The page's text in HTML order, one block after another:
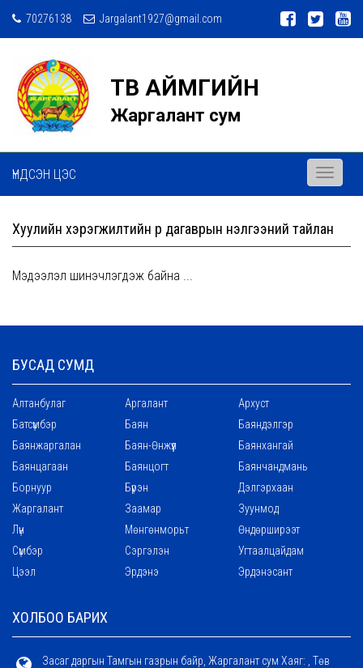
70276138 Jargalant1927@gmail.com
ТӨВ АЙМГИЙН
Жаргалант сум
ҮНДСЭН ЦЭС
Toggle
Хуулийн хэрэгжилтийн үр дагаврын үнэлгээний тайлан
Мэдээлэл шинэчлэгдэж байна ...
БУСАД СУМД
Алтанбулаг Аргалант
Архуст
Батсүмбэр
Баян
Баяндэлгэр
Баянжаргалан
Баян-Өнжүүл
Баянхангай
Баянцагаан
Баянцогт
Баянчандмань
Борнуур
Бүрэн
Дэлгэрхаан
Жаргалант
Заамар
Зуунмод
Лүн
Мөнгөнморьт
Өндөрширээт
Сүмбэр
Сэргэлэн
Угтаалцайдам
Цээл
Эрдэнэ Эрдэнэсант
ХОЛБОО БАРИХ
Засаг даргын Тамгын газрын байр, Жаргалант сум Хаяг: , Төв